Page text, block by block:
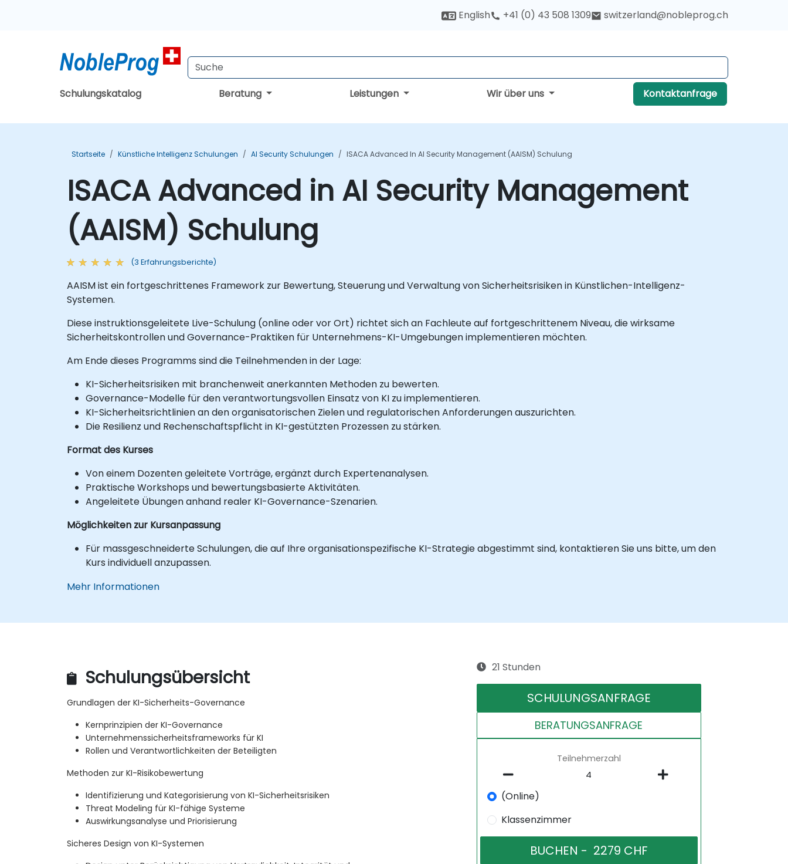
English +41 (0) 43 508 1309 switzerland@nobleprog.ch
Schulungskatalog Beratung Leistungen Wir über uns Kontaktanfrage
Startseite Künstliche Intelligenz Schulungen AI Security Schulungen ISACA Advanced In AI Security Management (AAISM) Schulung
ISACA Advanced in AI Security Management
(AAISM) Schulung
(3 Erfahrungsberichte)
AAISM ist ein fortgeschrittenes Framework zur Bewertung, Steuerung und Verwaltung von Sicherheitsrisiken in Künstlichen-Intelligenz-
Systemen.
Diese instruktionsgeleitete Live-Schulung (online oder vor Ort) richtet sich an Fachleute auf fortgeschrittenem Niveau, die wirksame
Sicherheitskontrollen und Governance-Praktiken für Unternehmens-KI-Umgebungen implementieren möchten.
Am Ende dieses Programms sind die Teilnehmenden in der Lage:
KI-Sicherheitsrisiken mit branchenweit anerkannten Methoden zu bewerten.
Governance-Modelle für den verantwortungsvollen Einsatz von KI zu implementieren.
KI-Sicherheitsrichtlinien an den organisatorischen Zielen und regulatorischen Anforderungen auszurichten.
Die Resilienz und Rechenschaftspflicht in KI-gestützten Prozessen zu stärken.
Format des Kurses
Von einem Dozenten geleitete Vorträge, ergänzt durch Expertenanalysen.
Praktische Workshops und bewertungsbasierte Aktivitäten.
Angeleitete Übungen anhand realer KI-Governance-Szenarien.
Möglichkeiten zur Kursanpassung
Für massgeschneiderte Schulungen, die auf Ihre organisationspezifische KI-Strategie abgestimmt sind, kontaktieren Sie uns bitte, um den
Kurs individuell anzupassen.
Mehr Informationen
Schulungsübersicht
Grundlagen der KI-Sicherheits-Governance
Kernprinzipien der KI-Governance
Unternehmenssicherheitsframeworks für KI
Rollen und Verantwortlichkeiten der Beteiligten
Methoden zur KI-Risikobewertung
Identifizierung und Kategorisierung von KI-Sicherheitsrisiken
Threat Modeling für KI-fähige Systeme
Auswirkungsanalyse und Priorisierung
Sicheres Design von KI-Systemen
21 Stunden
SCHULUNGSANFRAGE
BERATUNGSANFRAGE
Teilnehmerzahl
(Online)
Klassenzimmer